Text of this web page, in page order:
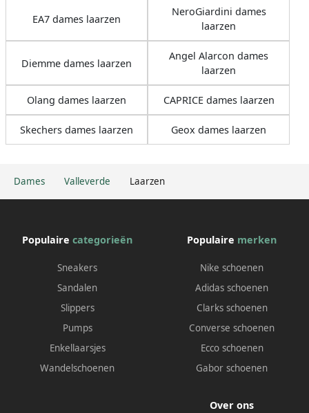
Dames Valleverde Laarzen
EA7 dames laarzen
NeroGiardini dames
laarzen
Diemme dames laarzen
Angel Alarcon dames
laarzen
Olang dames laarzen CAPRICE dames laarzen
Skechers dames laarzen Geox dames laarzen
Populaire categorieën
Sneakers
Sandalen
Slippers
Pumps
Enkellaarsjes
Wandelschoenen
Populaire merken
Nike schoenen
Adidas schoenen
Clarks schoenen
Converse schoenen
Ecco schoenen
Gabor schoenen
Over ons